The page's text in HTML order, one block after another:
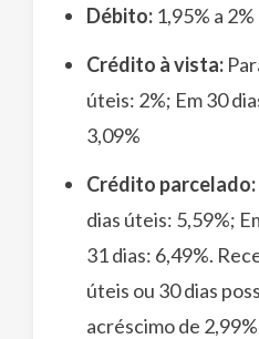
Débito: 1,95% a 2%
Crédito à vista:
úteis: 2%; Em 30
3,09%
Crédito parcelado:
dias úteis: 5,59%;
31 dias: 6,49%.
úteis ou 30 dias
acréscimo de